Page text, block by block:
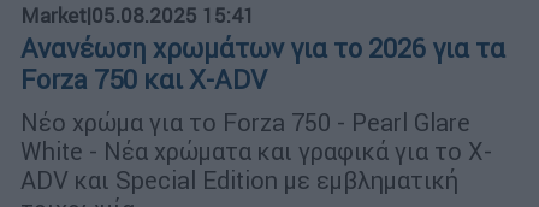
Market|05.08.2025 15:41
Ανανέωση χρωμάτων για το 2026 για τα
Forza 750 και X-ADV
Νέο χρώμα για το Forza 750 - Pearl Glare
White - Νέα χρώματα και γραφικά για το X-
ADV και Special Edition με εμβληματική